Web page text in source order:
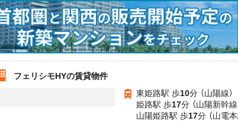
フェリシモHYの賃貸物件
東姫路駅 歩10分 （山陽線）
姫路駅 歩17分 （山陽新幹線
山陽姫路駅 歩17分 （山電本